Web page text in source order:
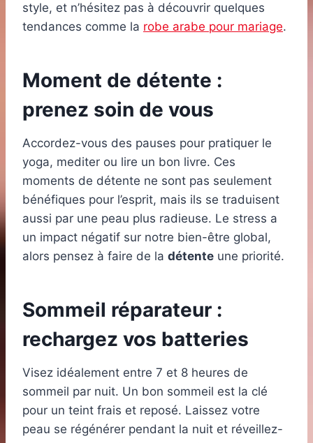
style, et n’hésitez pas à découvrir quelques
tendances comme la robe arabe pour mariage.
Moment de détente :
prenez soin de vous
Accordez-vous des pauses pour pratiquer le
yoga, mediter ou lire un bon livre. Ces
moments de détente ne sont pas seulement
bénéfiques pour l’esprit, mais ils se traduisent
aussi par une peau plus radieuse. Le stress a
un impact négatif sur notre bien-être global,
alors pensez à faire de la détente une priorité.
Sommeil réparateur :
rechargez vos batteries
Visez idéalement entre 7 et 8 heures de
sommeil par nuit. Un bon sommeil est la clé
pour un teint frais et reposé. Laissez votre
peau se régénérer pendant la nuit et réveillez-